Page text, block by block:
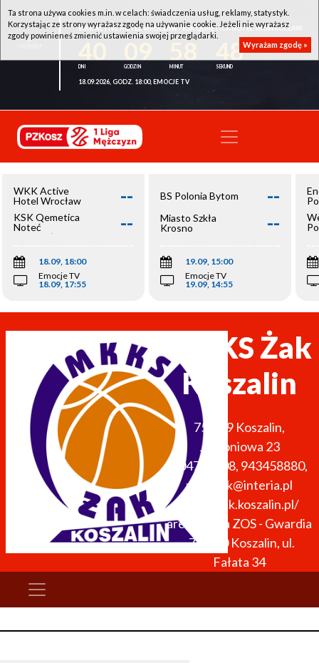
WKK ACTIVE HOTEL WROCŁAW - KSK QEMETICA NOTEĆ INOWROCŁAW
48
18.09.2026, GODZ. 18:00, EMOCJE TV
WKK Active
Hotel Wrocław
--
KSK Qemetica
Noteć
Inowrocław
--
18.09, 18:00
Emocje TV
18.09, 17:55
BS Polonia Bytom --
Miasto Szkła
Krosno
--
19.09, 15:00
Emocje TV
19.09, 14:55
MKKS Żak
Koszalin
75-679 Koszalin,
Jabłoniowa 23
604754408, 943458880,
mkkszak@interia.pl
http://zak.koszalin.pl/
arena: Hala ZOS - Gwardia
, 75-900 Koszalin, ul.
Fałata 34
Ta strona używa cookies m.in. w celach: świadczenia usług, reklamy, statystyk.
Korzystając ze strony wyrażasz zgodę na używanie cookie. Jeżeli nie wyrażasz
zgody powinieneś zmienić ustawienia swojej przeglądarki.
Wyrażam zgodę »